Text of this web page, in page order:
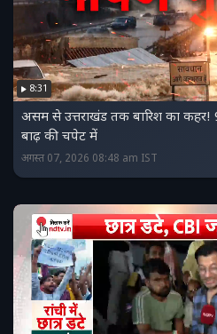
8:31
असम से उत्तराखंड तक बारिश का कहर!
बाढ़ की चपेट में
अगस्त 07, 2026 08:48 am IST